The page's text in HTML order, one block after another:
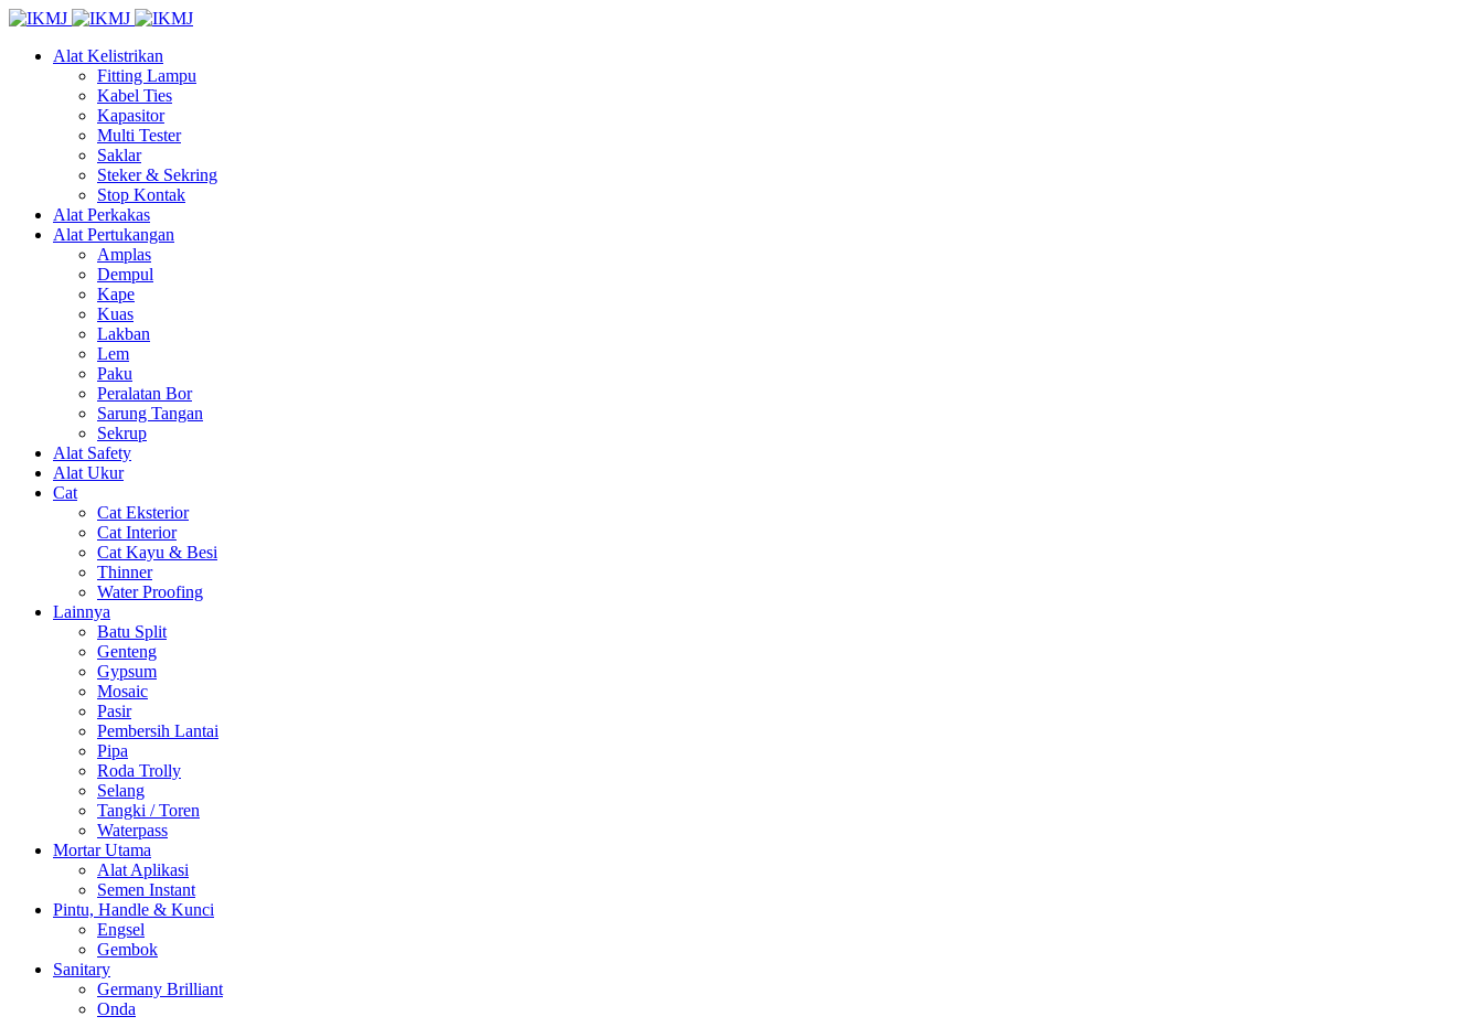
Alat Kelistrikan
Fitting Lampu
Kabel Ties
Kapasitor
Multi Tester
Saklar
Steker & Sekring
Stop Kontak
Alat Perkakas
Alat Pertukangan
Amplas
Dempul
Kape
Kuas
Lakban
Lem
Paku
Peralatan Bor
Sarung Tangan
Sekrup
Alat Safety
Alat Ukur
Cat
Cat Eksterior
Cat Interior
Cat Kayu & Besi
Thinner
Water Proofing
Lainnya
Batu Split
Genteng
Gypsum
Mosaic
Pasir
Pembersih Lantai
Pipa
Roda Trolly
Selang
Tangki / Toren
Waterpass
Mortar Utama
Alat Aplikasi
Semen Instant
Pintu, Handle & Kunci
Engsel
Gembok
Sanitary
Germany Brilliant
Onda